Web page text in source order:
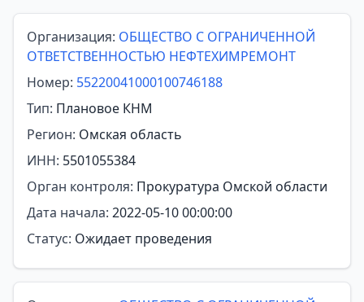
Организация: ОБЩЕСТВО С ОГРАНИЧЕННОЙ
ОТВЕТСТВЕННОСТЬЮ НЕФТЕХИМРЕМОНТ
Номер: 55220041000100746188
Тип: Плановое КНМ
Регион: Омская область
ИНН: 5501055384
Орган контроля: Прокуратура Омской области
Дата начала: 2022-05-10 00:00:00
Статус: Ожидает проведения